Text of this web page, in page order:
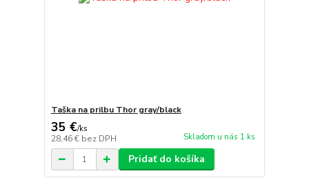
Taška na prilbu Thor gray/black
35 €/ks
28,46 € bez DPH Skladom u nás 1 ks
Pridať do košíka